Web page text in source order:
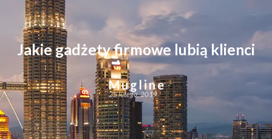
Jakie gadżety firmowe lubią klienci
Mugline
25 lutego, 2019